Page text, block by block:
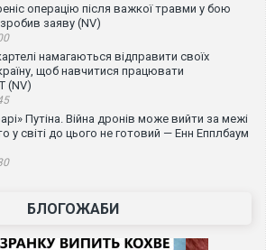
операцію після важкої травми у бою
заяву (NV)
намагаються відправити своїх
щоб навчитися працювати
(NV)
Путіна. Війна дронів може вийти за межі
у світі до цього не готовий — Енн Епплбаум
БЛОГОЖАБИ